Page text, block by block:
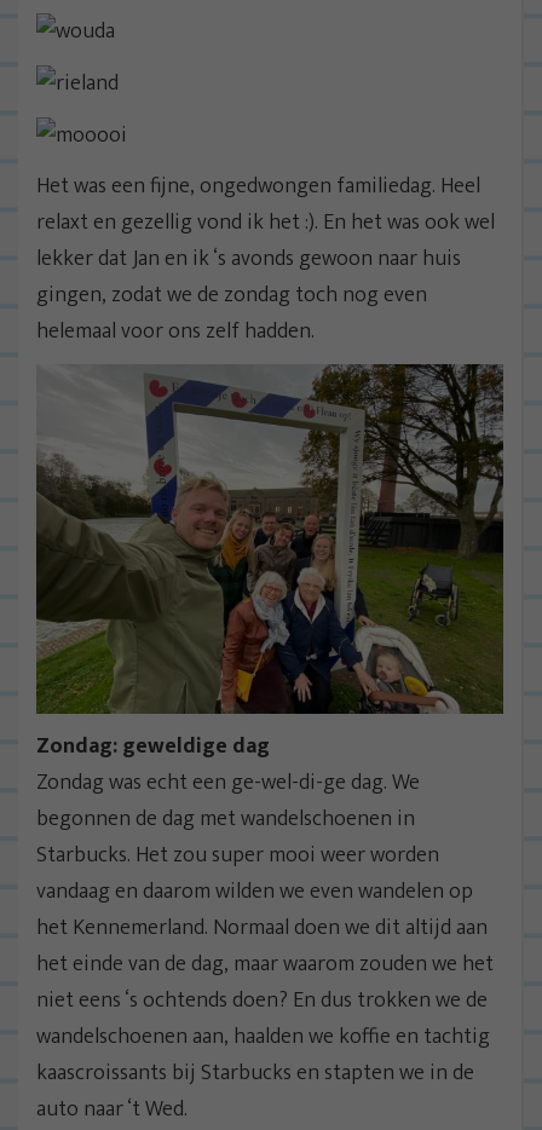
Het was een fijne, ongedwongen familiedag. Heel
relaxt en gezellig vond ik het :). En het was ook wel
lekker dat Jan en ik ‘s avonds gewoon naar huis
gingen, zodat we de zondag toch nog even
helemaal voor ons zelf hadden.
Zondag: geweldige dag
Zondag was echt een ge-wel-di-ge dag. We
begonnen de dag met wandelschoenen in
Starbucks. Het zou super mooi weer worden
vandaag en daarom wilden we even wandelen op
het Kennemerland. Normaal doen we dit altijd aan
het einde van de dag, maar waarom zouden we het
niet eens ‘s ochtends doen? En dus trokken we de
wandelschoenen aan, haalden we koffie en tachtig
kaascroissants bij Starbucks en stapten we in de
auto naar ‘t Wed.